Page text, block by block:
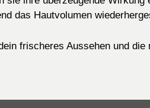
das Hautvolumen
frischeres Aussehen und